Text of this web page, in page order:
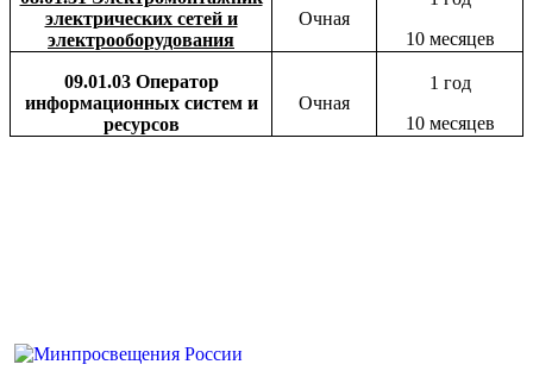
электрических сетей и
электрооборудования
Очная
10 месяцев
09.01.03 Оператор
информационных систем и
ресурсов
Очная
1 год
10 месяцев